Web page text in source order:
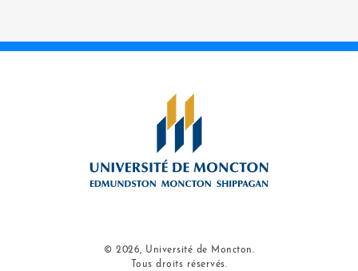
© 2026, Université de Moncton.
Tous droits réservés.